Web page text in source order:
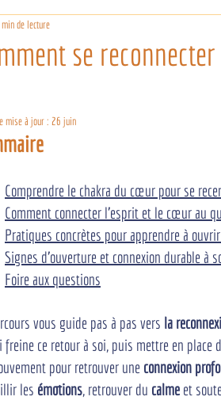
se
de lecture
mise à jour : 26 juin
Comprendre le chakra du cœur pour se
Comment connecter l'esprit et le cœur au
Pratiques concrètes pour apprendre à
Signes d'ouverture et connexion durable à
Foire aux questions
vous guide pas à pas vers la
freine ce retour à soi, puis mettre en place
pour retrouver une connexion
les émotions, retrouver du calme et